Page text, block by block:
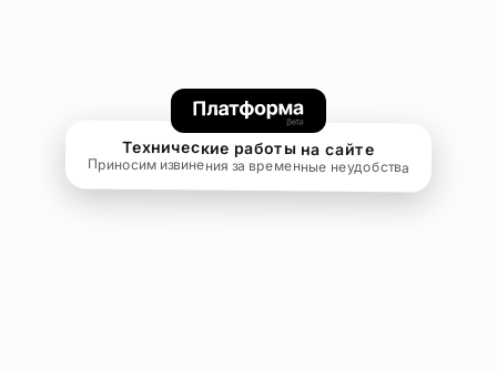
Технические работы на сайте
Приносим извинения за временные неудобства